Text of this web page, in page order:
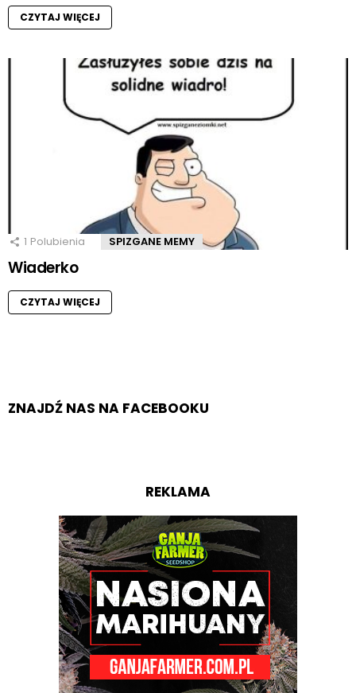
CZYTAJ WIĘCEJ
1 Polubienia SPIZGANE MEMY
Wiaderko
CZYTAJ WIĘCEJ
ZNAJDŹ NAS NA FACEBOOKU
REKLAMA